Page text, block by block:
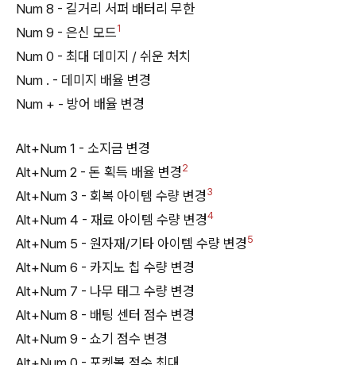
Num 8 - 길거리 서퍼 배터리 무한
Num 9 - 은신 모드1
Num 0 - 최대 데미지 / 쉬운 처치
Num . - 데미지 배율 변경
Num + - 방어 배율 변경
Alt+Num 1 - 소지금 변경
Alt+Num 2 - 돈 획득 배율 변경 2
Alt+Num 3 - 회복 아이템 수량 변경 3
Alt+Num 4 - 재료 아이템 수량 변경4
Alt+Num 5 - 원자재/기타 아이템 수량 변경 5
Alt+Num 6 - 카지노 칩 수량 변경
Alt+Num 7 - 나무 태그 수량 변경
Alt+Num 8 - 배팅 센터 점수 변경
Alt+Num 9 - 쇼기 점수 변경